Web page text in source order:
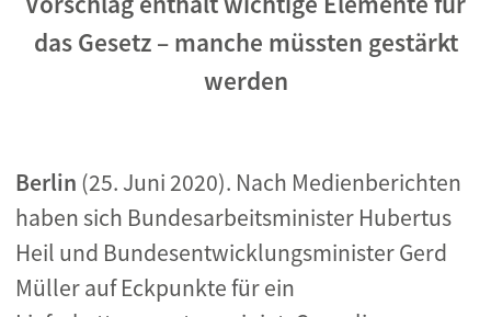
das Gesetz – manche müssten gestärkt
werden
Berlin (25. Juni 2020). Nach Medienberichten
haben sich Bundesarbeitsminister Hubertus
Heil und Bundesentwicklungsminister Gerd
Müller auf Eckpunkte für ein